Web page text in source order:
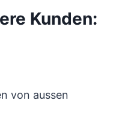
Kunden: